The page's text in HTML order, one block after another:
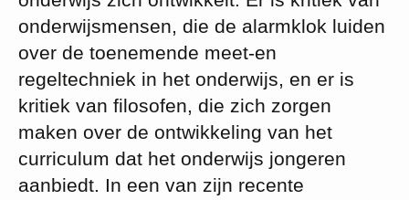
onderwijsmensen, die de alarmklok luiden
over de toenemende meet-en
regeltechniek in het onderwijs, en er is
kritiek van filosofen, die zich zorgen
maken over de ontwikkeling van het
curriculum dat het onderwijs jongeren
aanbiedt. In een van zijn recente